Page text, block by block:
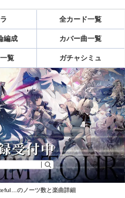
全カード一覧
編成 カバー曲一覧
覧 ガチャシミュ
のノーツ数と楽曲詳細